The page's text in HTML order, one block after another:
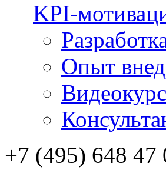
KPI-
Опыт
Видеокурс
+7 (495) 648 47